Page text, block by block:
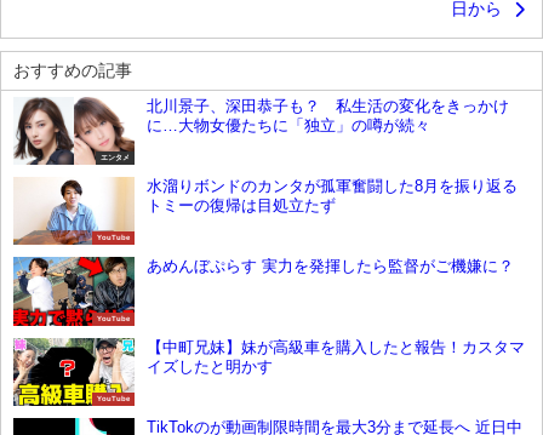
日から
おすすめの記事
エンタメ
北川景子、深田恭子も？ 私生活の変化をきっかけ
に…大物女優たちに「独立」の噂が続々
YouTube
水溜りボンドのカンタが孤軍奮闘した8月を振り返る
トミーの復帰は目処立たず
YouTube
あめんぼぷらす 実力を発揮したら監督がご機嫌に？
YouTube
【中町兄妹】妹が高級車を購入したと報告！カスタマ
イズしたと明かす
TikTokのが動画制限時間を最大3分まで延長へ 近日中